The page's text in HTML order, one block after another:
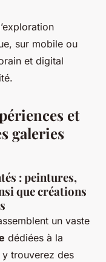
sur mobile ou
et digital
et
galeries
: peintures,
que créations
un vaste
dédiées à la
y trouverez des